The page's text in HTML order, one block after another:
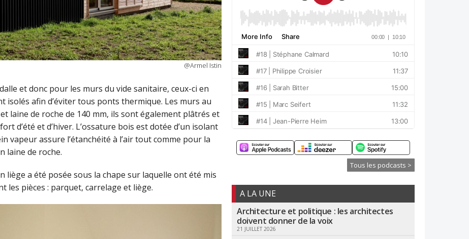
@Armel Istin
et donc pour les murs du vide sanitaire, ceux-ci en
isolés afin d’éviter tous ponts thermique. Les murs au
laine de roche de 140 mm, ils sont également plâtrés et
d’été et d’hiver. L’ossature bois est dotée d’un isolant
vapeur assure l’étanchéité à l’air tout comme pour la
laine de roche.
liège a été posée sous la chape sur laquelle ont été mis
pièces : parquet, carrelage et liège.
Tous les podcasts >
A LA UNE
Architecture et politique : les architectes
doivent donner de la voix
21 JUILLET 2026